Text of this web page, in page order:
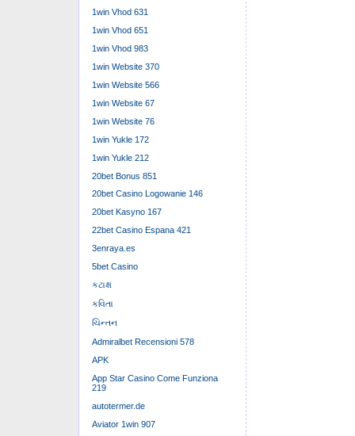
1win Vhod 631
1win Vhod 651
1win Vhod 983
1win Website 370
1win Website 566
1win Website 67
1win Website 76
1win Yukle 172
1win Yukle 212
20bet Bonus 851
20bet Casino Logowanie 146
20bet Kasyno 167
22bet Casino Espana 421
3enraya.es
5bet Casino
કટાક્ષ
કવિતા
ચિન્તન
Admiralbet Recensioni 578
APK
App Star Casino Come Funziona
219
autotermer.de
Aviator 1win 907